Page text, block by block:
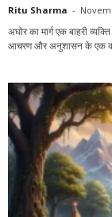
Ritu Sharma -
अघोर का मार्ग एक बाहरी
आचरण और अनुशासन के एक